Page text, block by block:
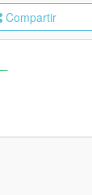
Compartir